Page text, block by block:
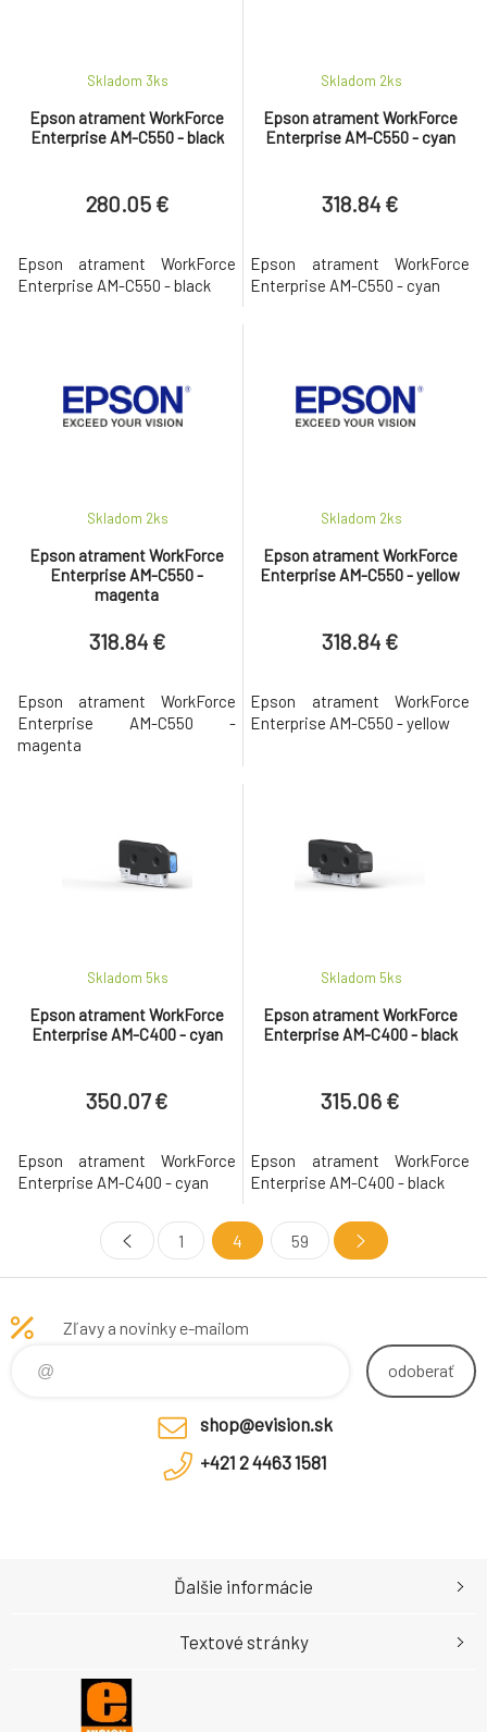
Epson atrament WorkForce
Enterprise AM-C550 - black
Skladom 3ks
280.05 €
Epson atrament WorkForce
Enterprise AM-C550 - black
Epson atrament WorkForce
Enterprise AM-C550 - cyan
Skladom 2ks
318.84 €
Epson atrament WorkForce
Enterprise AM-C550 - cyan
Epson atrament WorkForce
Enterprise AM-C550 -
magenta
Skladom 2ks
318.84 €
Epson atrament WorkForce
Enterprise AM-C550 -
magenta
Epson atrament WorkForce
Enterprise AM-C550 - yellow
Skladom 2ks
318.84 €
Epson atrament WorkForce
Enterprise AM-C550 - yellow
Epson atrament WorkForce
Enterprise AM-C400 - cyan
Skladom 5ks
350.07 €
Epson atrament WorkForce
Enterprise AM-C400 - cyan
Epson atrament WorkForce
Enterprise AM-C400 - black
Skladom 5ks
315.06 €
Epson atrament WorkForce
Enterprise AM-C400 - black
1 4 59
Zľavy a novinky e-mailom
odoberať
shop@evision.sk
+421 2 4463 1581
Ďalšie informácie
Textové stránky